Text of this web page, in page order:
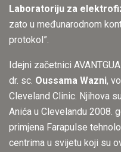
Laboratoriju za
zato u međunarodnom
protokol”.
Idejni začetnici
dr. sc. Oussama Wazni,
Cleveland Clinic. Njihova
Anića u Clevelandu 2008.
primjena Farapulse
centrima u svijetu koji su